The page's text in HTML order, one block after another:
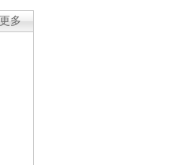
更多